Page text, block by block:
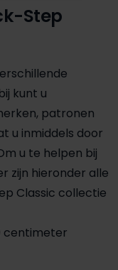
Step
kunt u
patronen
u inmiddels door
u te helpen bij
zijn hieronder alle
Classic collectie
centimeter